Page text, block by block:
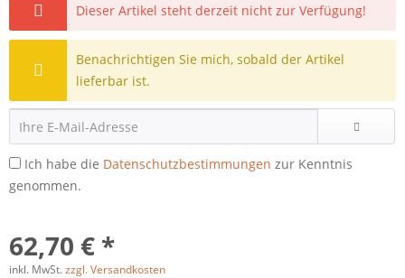
Dieser Artikel steht derzeit nicht zur Verfügung!
Benachrichtigen Sie mich, sobald der Artikel
lieferbar ist.
Ich habe die Datenschutzbestimmungen zur Kenntnis
genommen.
62,70 € *
inkl. MwSt.zzgl. Versandkosten